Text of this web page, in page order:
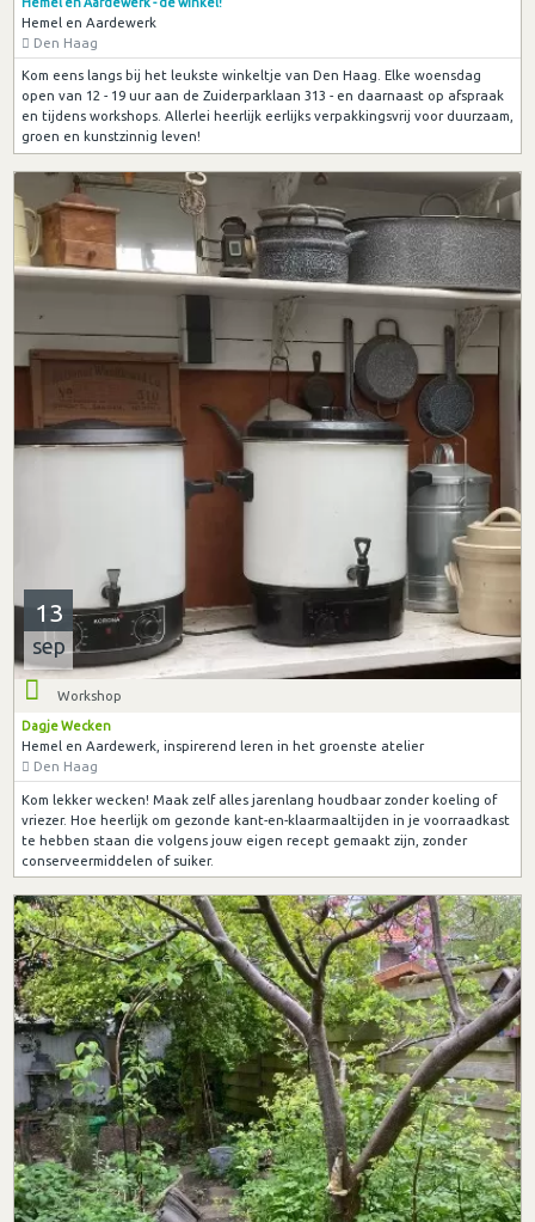
Hemel en Aardewerk
Den Haag
Kom eens langs bij het leukste winkeltje van Den Haag. Elke woensdag
open van 12 - 19 uur aan de Zuiderparklaan 313 - en daarnaast op afspraak
en tijdens workshops. Allerlei heerlijk eerlijks verpakkingsvrij voor duurzaam,
groen en kunstzinnig leven!
13
sep
Workshop
Dagje Wecken
Hemel en Aardewerk, inspirerend leren in het groenste atelier
Den Haag
Kom lekker wecken! Maak zelf alles jarenlang houdbaar zonder koeling of
vriezer. Hoe heerlijk om gezonde kant-en-klaarmaaltijden in je voorraadkast
te hebben staan die volgens jouw eigen recept gemaakt zijn, zonder
conserveermiddelen of suiker.